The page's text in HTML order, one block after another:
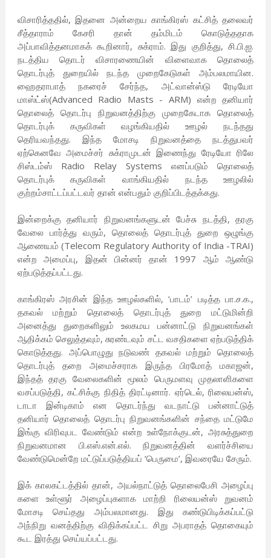
விசாரித்ததில், இதனை அன்றைய காங்கிரஸ் கட்சித் தலைவர்
சீத்தாராம் கேசரி தான் தம்மிடம் கொடுத்ததாக
அப்பாவித்தனமாகக் கூறினார், சுக்ராம். இது குறித்து, சி.பி.ஐ.
நடத்திய தொடர் விசாரணையின் விளைவாக தொலைத்
தொடர்புத் துறையில் நடந்த முறைகேடுகள் அம்பலமாயின.
ஹைதராபாத் நகரைச் சேர்ந்த, அட்வான்ஸ்டு ரேடியோ
மாஸ்ட்ஸ்(Advanced Radio Masts - ARM) என்ற தனியார்
தொலைத் தொடர்பு நிறுவனத்திற்கு முறைகேடாக தொலைத்
தொடர்புக் கருவிகள் வழங்கியதில் ஊழல் நடந்தது
தெரியவந்தது. இந்த மோசடி நிறுவனத்தை நடத்துபவர்
ஏற்கெனவே அமைச்சர் சுக்ராமுடன் இணைந்து ரேடியோ ரிலே
சிஸ்டம்ஸ் Radio Relay Systems எனப்படும் தொலைத்
தொடர்புக் கருவிகள் வாங்கியதில் நடந்த ஊழலில்
குற்றம்சாட்டப்பட்டவர் தான் என்பதும் குறிப்பிடத்தக்கது.
இன்றைக்கு தனியார் நிறுவனங்களுடன் பேச்சு நடத்தி, தரகு
வேலை பார்த்து வரும், தொலைத் தொடர்புத் துறை ஒழுங்கு
ஆணையம் (Telecom Regulatory Authority of India -TRAI)
என்ற அமைப்பு, இதன் பின்னர் தான் 1997 ஆம் ஆண்டு
ஏற்படுத்தப்பட்டது.
காங்கிரஸ் அரசின் இந்த ஊழல்களில், ‘பாடம்’ படித்த பா.ச.க.,
தகவல் மற்றும் தொலைத் தொடர்புத் துறை மட்டுமின்றி
அனைத்து துறைகளிலும் உலகமய பன்னாட்டு நிறுவனங்கள்
ஆதிக்கம் செலுத்தவும், சுரண்டவும் சட்ட வசதிகளை ஏற்படுத்திக்
கொடுத்தது. அப்பொழுது நடுவண் தகவல் மற்றும் தொலைத்
தொடர்புத் தறை அமைச்சராக இருந்த பிரமோத் மகாஜன்,
இந்தத் தரகு வேலைகளின் மூலம் பெருமளவு முதலாளிகளை
வசப்படுத்தி, கட்சிக்கு நிதித் திரட்டினார். ஏர்டெல், ரிலையன்ஸ்,
டாடா இன்டிகாம் என தொடர்ந்து வடநாட்டு பன்னாட்டுத்
தனியார் தொலைத் தொடர்பு நிறுவனங்களின் சந்தை மட்டுமே
இங்கு விரிவுபட வேண்டும் என்ற உள்நோக்குடன், அரசுத்துறை
நிறுவனமான பி.எஸ்.என்.எல். நிறுவனத்தின் வளர்ச்சியை
வேண்டுமென்றே மட்டுப்படுத்தியப் ‘பெருமை’, இவரையே சேரும்.
இக் காலகட்டத்தில் தான், அயல்நாட்டுத் தொலைபேசி அழைப்பு
களை உள்ளூர் அழைப்புகளாக மாற்றி ரிலையன்ஸ் றுவனம்
மோசடி செய்தது அம்பலமானது. இது கண்டுபிடிக்கப்பட்டு
அந்நிறு வனத்திற்கு விதிக்கப்பட்ட சிறு அபராதத் தொகையும்
கூட இரத்து செய்யப்பட்டது.